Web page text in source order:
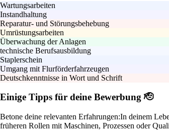
Wartungsarbeiten
Instandhaltung
Reparatur- und Störungsbehebung
Umrüstungsarbeiten
Überwachung der Anlagen
technische Berufsausbildung
Staplerschein
Umgang mit Flurförderfahrzeugen
Deutschkenntnisse in Wort und Schrift
Einige Tipps für deine Bewerbung 🫡
Betone deine relevanten Erfahrungen:In deinem
früheren Rollen mit Maschinen, Prozessen oder